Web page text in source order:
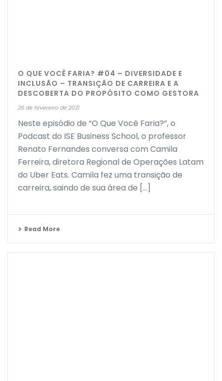
O QUE VOCÊ FARIA? #04 – DIVERSIDADE E
INCLUSÃO – TRANSIÇÃO DE CARREIRA E A
DESCOBERTA DO PROPÓSITO COMO GESTORA
26 de fevereiro de 2021
Neste episódio de “O Que Você Faria?”, o
Podcast do ISE Business School, o professor
Renato Fernandes conversa com Camila
Ferreira, diretora Regional de Operações Latam
do Uber Eats. Camila fez uma transição de
carreira, saindo de sua área de [...]
Read More